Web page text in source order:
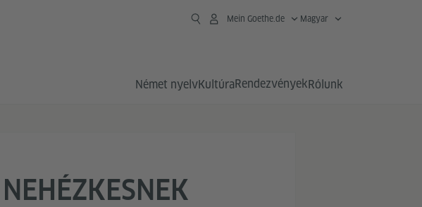
Mein Goethe.de Magyar
Német nyelvKultúraRendezvényekRólunk